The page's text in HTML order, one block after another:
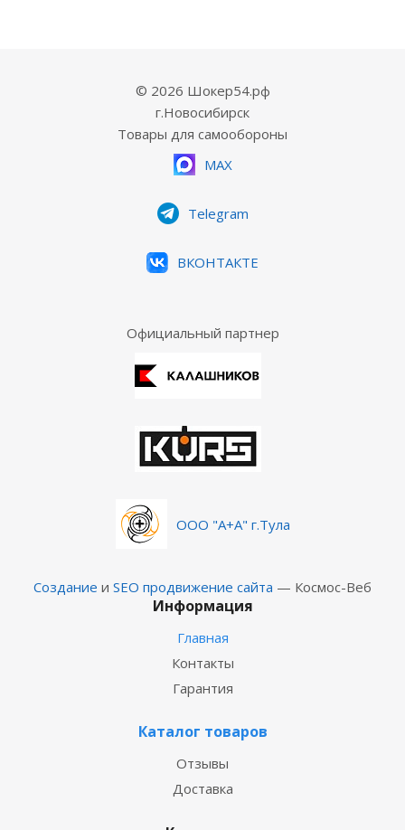
© 2026 Шокер54.рф
г.Новосибирск
Товары для самообороны
MAX
Telegram
ВКОНТАКТЕ
Официальный партнер
ООО "А+А" г.Тула
Создание и SEO продвижение сайта — Космос-Веб
Информация
Главная
Контакты
Гарантия
Каталог товаров
Отзывы
Доставка